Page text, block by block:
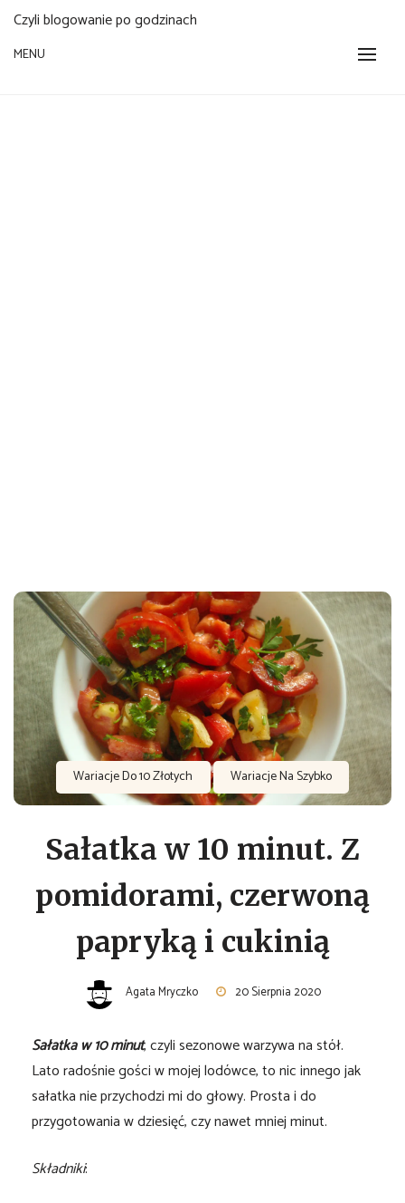
Czyli blogowanie po godzinach
MENU
Wariacje Do 10 Złotych Wariacje Na Szybko
Sałatka w 10 minut. Z
pomidorami, czerwoną
papryką i cukinią
Agata Mryczko 20 Sierpnia 2020
Sałatka w 10 minut, czyli sezonowe warzywa na stół.
Lato radośnie gości w mojej lodówce, to nic innego jak
sałatka nie przychodzi mi do głowy. Prosta i do
przygotowania w dziesięć, czy nawet mniej minut.
Składniki: